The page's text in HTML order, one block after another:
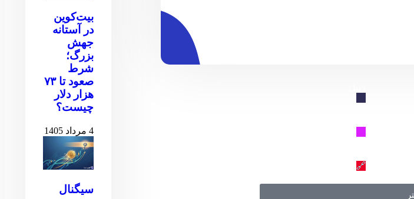
🔗
بیت‌کوین
در آستانه
جهش
بزرگ؛
شرط
صعود تا ۷۳
هزار دلار
چیست؟
4 مرداد 1405
سیگنال